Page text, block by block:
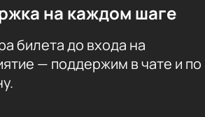
на каждом шаге
билета до входа на
— поддержим в чате и по